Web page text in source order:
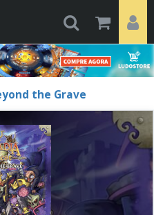
the Grave